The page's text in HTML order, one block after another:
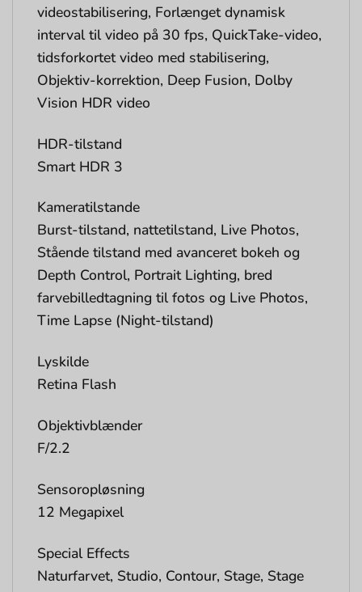
videostabilisering, Forlænget dynamisk
interval til video på 30 fps, QuickTake-video,
tidsforkortet video med stabilisering,
Objektiv-korrektion, Deep Fusion, Dolby
Vision HDR video
HDR-tilstand
Smart HDR 3
Kameratilstande
Burst-tilstand, nattetilstand, Live Photos,
Stående tilstand med avanceret bokeh og
Depth Control, Portrait Lighting, bred
farvebilledtagning til fotos og Live Photos,
Time Lapse (Night-tilstand)
Lyskilde
Retina Flash
Objektivblænder
F/2.2
Sensoropløsning
12 Megapixel
Special Effects
Naturfarvet, Studio, Contour, Stage, Stage